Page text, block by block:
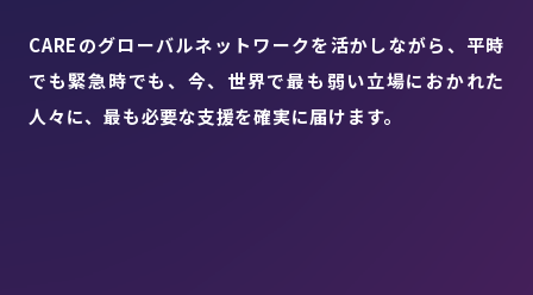
CAREのグローバルネットワークを活かしながら、平時
でも緊急時でも、今、世界で最も弱い立場におかれた
人々に、最も必要な支援を確実に届けます。